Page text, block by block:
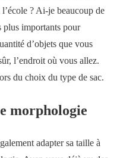
? Ai-je beaucoup de
plus importants pour
d’objets que vous
l’endroit où vous allez.
du choix du type de sac.
morphologie
adapter sa taille à